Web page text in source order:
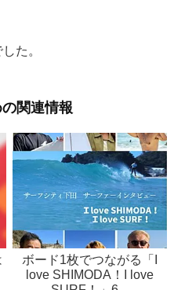
た。
関連情報
ボード1枚でつながる「I
love SHIMODA！I love